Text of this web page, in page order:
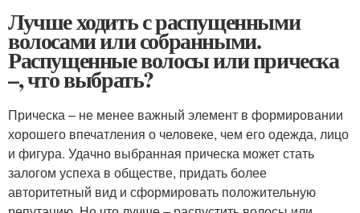
Лучше ходить с распущенными
волосами или собранными.
Распущенные волосы или прическа
–, что выбрать?
Прическа – не менее важный элемент в формировании
хорошего впечатления о человеке, чем его одежда, лицо
и фигура. Удачно выбранная прическа может стать
залогом успеха в обществе, придать более
авторитетный вид и сформировать положительную